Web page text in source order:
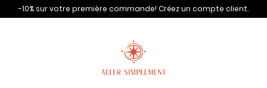
-10% sur votre première commande! Créez un compte client.